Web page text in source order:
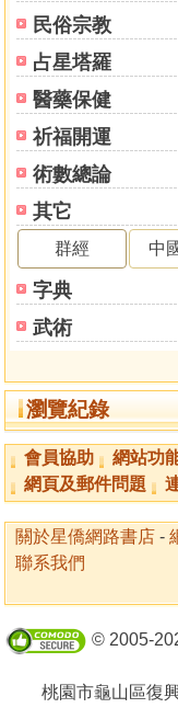
民俗宗教
占星塔羅
醫藥保健
祈福開運
術數總論
其它
群經 中
字典
武術
瀏覽紀錄
48．井︰付出未必有
49．革︰財運起起
50．鼎︰貴人相助獲
51．震︰放低期待，
52．艮︰莫積極投
53．漸︰時機漸漸浮
54．歸妹︰依規範行
55．豐︰成果豐碩，
56．旅︰局勢變化
57．巽︰以人和促財
58．兌︰財運順暢，
59．渙︰變觀念與
60．節︰知足常樂，
62．小過︰小麻煩不
63．既濟︰財運轉衰
64．未濟︰財運現轉
會員協助 網站功
網頁及郵件問題
關於星僑網路書店 -
聯系我們
© 2005-
桃園市龜山區復